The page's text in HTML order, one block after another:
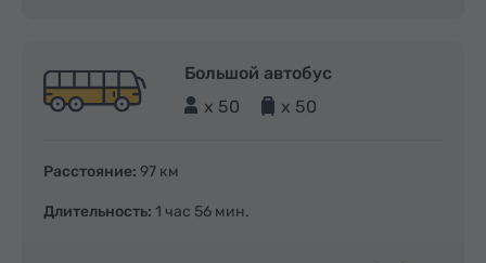
Большой автобус
x 50
x 50
Расстояние: 97 км
Длительность: 1 час 56 мин.